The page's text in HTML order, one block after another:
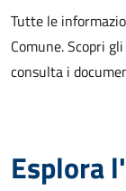
Tutte le
Comune. Scopri
consulta i
Esplora